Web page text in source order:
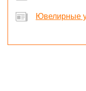
Ювелирные